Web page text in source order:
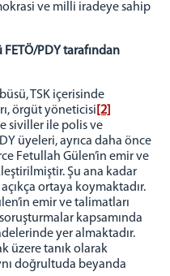
ve milli iradeye sahip
PDY tarafından
TSK içerisinde
örgüt yöneticisi [2]
siviller ile polis ve
üyeleri, ayrıca daha önce
Fetullah Gülen’in emir ve
Şu ana kadar
ortaya koymaktadır.
emir ve talimatları
kapsamında
yer almaktadır.
üzere tanık olarak
doğrultuda beyanda